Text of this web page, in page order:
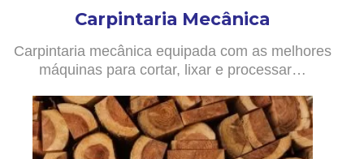
Carpintaria Mecânica
Carpintaria mecânica equipada com as melhores
máquinas para cortar, lixar e processar…